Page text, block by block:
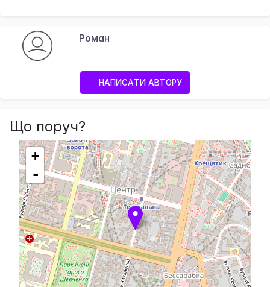
Роман
НАПИСАТИ АВТОРУ
Що поруч?
+
-